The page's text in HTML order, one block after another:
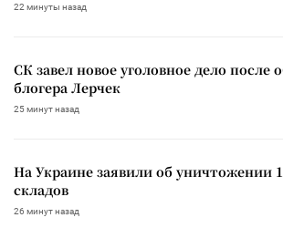
22 минуты назад
СК завел новое уголовное дело после
блогера Лерчек
25 минут назад
На Украине заявили об уничтожении
складов
26 минут назад